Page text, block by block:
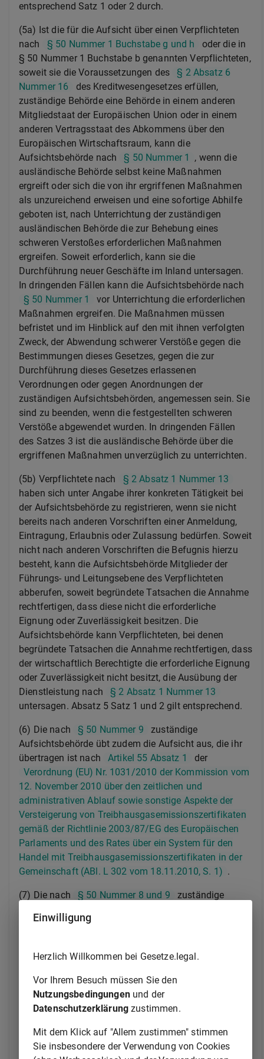
entsprechend Satz 1 oder 2 durch.
(5a) Ist die für die Aufsicht über einen Verpflichteten
nach
§ 50 Nummer 1 Buchstabe g und h
oder die in
§ 50 Nummer 1 Buchstabe b genannten Verpflichteten,
soweit sie die Voraussetzungen des
§ 2 Absatz 6
Nummer 16
des Kreditwesengesetzes erfüllen,
zuständige Behörde eine Behörde in einem anderen
Mitgliedstaat der Europäischen Union oder in einem
anderen Vertragsstaat des Abkommens über den
Europäischen Wirtschaftsraum, kann die
Aufsichtsbehörde nach
§ 50 Nummer 1
, wenn die
ausländische Behörde selbst keine Maßnahmen
ergreift oder sich die von ihr ergriffenen Maßnahmen
als unzureichend erweisen und eine sofortige Abhilfe
geboten ist, nach Unterrichtung der zuständigen
ausländischen Behörde die zur Behebung eines
schweren Verstoßes erforderlichen Maßnahmen
ergreifen. Soweit erforderlich, kann sie die
Durchführung neuer Geschäfte im Inland untersagen.
In dringenden Fällen kann die Aufsichtsbehörde nach
§ 50 Nummer 1
vor Unterrichtung die erforderlichen
Maßnahmen ergreifen. Die Maßnahmen müssen
befristet und im Hinblick auf den mit ihnen verfolgten
Zweck, der Abwendung schwerer Verstöße gegen die
Bestimmungen dieses Gesetzes, gegen die zur
Durchführung dieses Gesetzes erlassenen
Verordnungen oder gegen Anordnungen der
zuständigen Aufsichtsbehörden, angemessen sein. Sie
sind zu beenden, wenn die festgestellten schweren
Verstöße abgewendet wurden. In dringenden Fällen
des Satzes 3 ist die ausländische Behörde über die
ergriffenen Maßnahmen unverzüglich zu unterrichten.
(5b) Verpflichtete nach
§ 2 Absatz 1 Nummer 13
haben sich unter Angabe ihrer konkreten Tätigkeit bei
der Aufsichtsbehörde zu registrieren, wenn sie nicht
bereits nach anderen Vorschriften einer Anmeldung,
Eintragung, Erlaubnis oder Zulassung bedürfen. Soweit
nicht nach anderen Vorschriften die Befugnis hierzu
besteht, kann die Aufsichtsbehörde Mitglieder der
Führungs- und Leitungsebene des Verpflichteten
abberufen, soweit begründete Tatsachen die Annahme
rechtfertigen, dass diese nicht die erforderliche
Eignung oder Zuverlässigkeit besitzen. Die
Aufsichtsbehörde kann Verpflichteten, bei denen
begründete Tatsachen die Annahme rechtfertigen, dass
der wirtschaftlich Berechtigte die erforderliche Eignung
oder Zuverlässigkeit nicht besitzt, die Ausübung der
Dienstleistung nach
§ 2 Absatz 1 Nummer 13
untersagen. Absatz 5 Satz 1 und 2 gilt entsprechend.
(6) Die nach § 50 Nummer 9
zuständige
Aufsichtsbehörde übt zudem die Aufsicht aus, die ihr
übertragen ist nach
Artikel 55 Absatz 1
der
Verordnung (EU) Nr. 1031/2010 der Kommission vom
12. November 2010 über den zeitlichen und
administrativen Ablauf sowie sonstige Aspekte der
Versteigerung von Treibhausgasemissionszertifikaten
gemäß der Richtlinie 2003/87/EG des Europäischen
Parlaments und des Rates über ein System für den
Handel mit Treibhausgasemissionszertifikaten in der
Gemeinschaft (ABl. L 302 vom 18.11.2010, S. 1) .
(7) Die nach § 50 Nummer 8 und 9
zuständige
Nummer 15 kann zur Erfüllung ihrer Aufgaben im
Nummer 1 oder Nummer 3 Auskünfte einholen zu
Zahlungsdiensteaufsichtsgesetzes und zu darüber
ausgeführten Zahlungsvorgängen
Glücksspielen im Internet, unabhängig
davon, ob er im Besitz einer
Einwilligung
Herzlich Willkommen bei Gesetze.legal.
Vor Ihrem Besuch müssen Sie den
Nutzungsbedingungenund der
Datenschutzerklärung zustimmen.
Mit dem Klick auf "Allem zustimmen" stimmen
Sie insbesondere der Verwendung von Cookies